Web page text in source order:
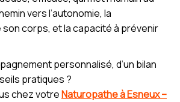
vers l’autonomie, la
corps, et la capacité à prévenir
personnalisé, d’un bilan
pratiques ?
chez votreNaturopathe à Esneux –